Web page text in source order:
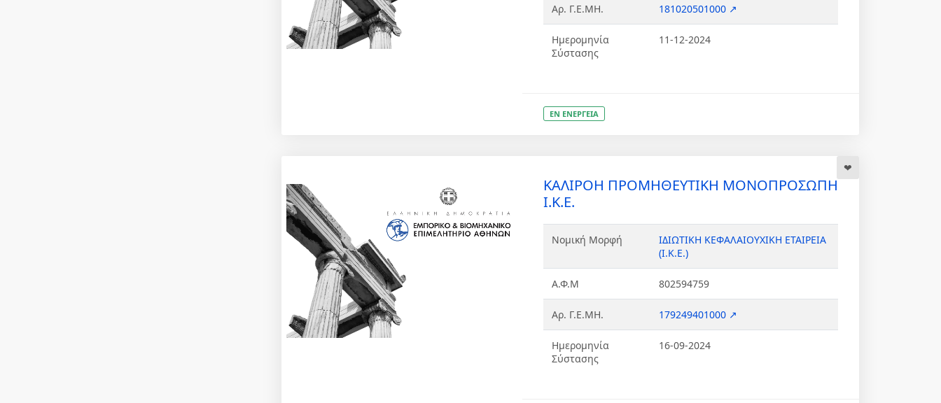
Αρ. Γ.Ε.ΜΗ. 181020501000 ↗
Ημερομηνία
Σύστασης
11-12-2024
ΕΝ ΕΝΕΡΓΕΙΑ
ΚΑΛΙΡΟΗ ΠΡΟΜΗΘΕΥΤΙΚΗ ΜΟΝΟΠΡΟΣΩΠΗ
Ι.Κ.Ε.
Νομική Μορφή
ΙΔΙΩΤΙΚΗ ΚΕΦΑΛΑΙΟΥΧΙΚΗ ΕΤΑΙΡΕΙΑ
(Ι.Κ.Ε.)
Α.Φ.Μ 802594759
Αρ. Γ.Ε.ΜΗ. 179249401000 ↗
Ημερομηνία
Σύστασης
16-09-2024